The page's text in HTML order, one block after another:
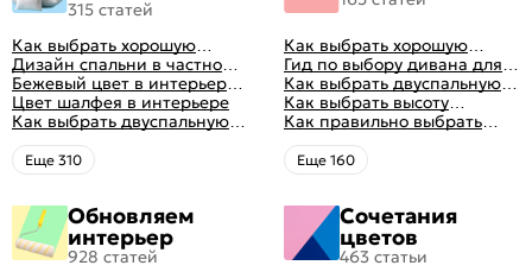
315 статей
Как выбрать хорошую
кровать для сна
Дизайн спальни в частном
доме: множество идей
оформления идеальных
интерьеров
Бежевый цвет в интерьере
спальни 2024, 40 красивых
интерьеров с фото
Цвет шалфея в интерьере
Как выбрать двуспальную
правильно: советы и фото в
интерьере
Eще 310
Как выбрать хорошую
кровать для сна
Гид по выбору дивана для
сна
Как выбрать двуспальную
кровать и матрас
правильно: советы и фото в
Как выбрать высоту
матраса
Как правильно выбрать
Eще 160
Обновляем
интерьер
928 статей
Сочетания
цветов
463 статьи